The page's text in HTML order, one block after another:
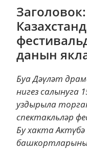
данын
Буа Дәүләт
нигез салынуга
уздырыла
спектакльләр
Бу хакта